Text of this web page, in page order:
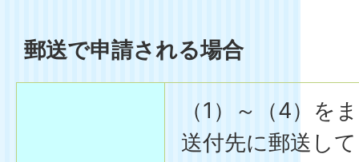
郵送で申請される場合
（1）～（4）を
送付先に郵送し